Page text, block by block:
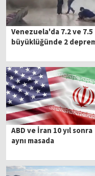
Venezuela'da 7.2 ve 7.5
büyüklüğünde 2
ABD ve İran 10 yıl sonra
aynı masada